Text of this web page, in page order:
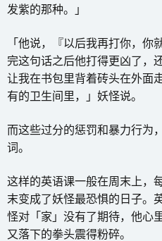
发紫的那种。」
「他说，『以后我再打你，
完这句话之后他打得更凶了，
让我在书包里背着砖头在外面
有的卫生间里，」妖怪说。
而这些过分的惩罚和暴力行为
词。
这样的英语课一般在周末上，
末变成了妖怪最恐惧的日子。
怪对「家」没有了期待，他心
又落下的拳头震得粉碎。